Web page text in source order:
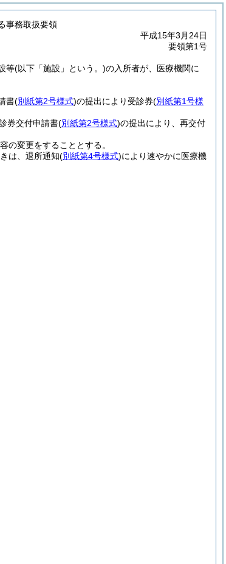
事務取扱要領
平成15年3月24日
要領第1号
等(以下「施設」という。)の入所者が、医療機関に
書(別紙第2号様式)の提出により受診券(別紙第1号様
券交付申請書(別紙第2号様式)の提出により、再交付
の変更をすることとする。
は、退所通知(別紙第4号様式)により速やかに医療機